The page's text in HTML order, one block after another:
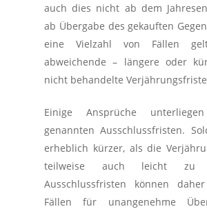
auch dies nicht ab dem
ab Übergabe des gekauften
eine Vielzahl von Fällen
abweichende – längere oder
nicht behandelte
Einige Ansprüche
genannten Ausschlussfristen.
erheblich kürzer, als die
teilweise auch leicht zu
Ausschlussfristen können
Fällen für unangenehme